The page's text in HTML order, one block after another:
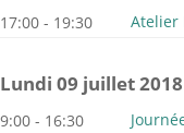
17:00 - 19:30 Atelier
lundi 09 juillet 2018
9:00 - 16:30